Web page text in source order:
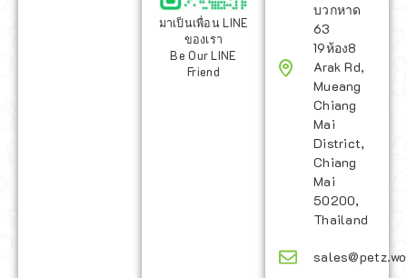
มาเป็นเพื่อน LINE
ของเรา
Be Our LINE
Friend
บวกหาด
63
19ห้อง8
Arak Rd,
Mueang
Chiang
Mai
District,
Chiang
Mai
50200,
Thailand